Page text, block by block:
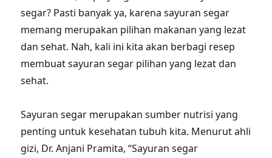
segar? Pasti banyak ya, karena sayuran segar
memang merupakan pilihan makanan yang lezat
dan sehat. Nah, kali ini kita akan berbagi resep
membuat sayuran segar pilihan yang lezat dan
sehat.
Sayuran segar merupakan sumber nutrisi yang
penting untuk kesehatan tubuh kita. Menurut ahli
gizi, Dr. Anjani Pramita, “Sayuran segar